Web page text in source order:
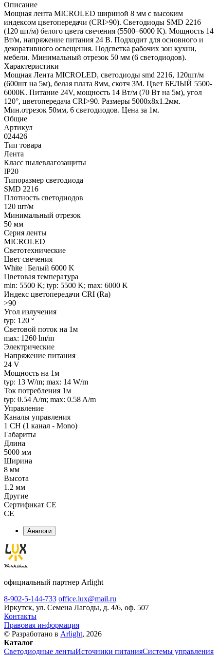
Описание
Мощная лента MICROLED шириной 8 мм с высоким
индексом цветопередачи (CRI>90). Светодиоды SMD 2216
(120 шт/м) белого цвета свечения (5500–6000 K). Мощность 14
Вт/м, напряжение питания 24 В. Подходит для основного и
декоративного освещения. Подсветка рабочих зон кухни,
мебели. Минимальный отрезок 50 мм (6 светодиодов).
Характеристики
Мощная Лента MICROLED, светодиоды smd 2216, 120шт/м
(600шт на 5м), белая плата 8мм, скотч 3М. Цвет БЕЛЫЙ 5500-
6000K. Питание 24V, мощность 14 Вт/м (70 Вт на 5м), угол
120°, цветопередача CRI>90. Размеры 5000х8х1.2мм.
Мин.отрезок 50мм, 6 светодиодов. Цена за 1м.
Общие
Артикул
024426
Тип товара
Лента
Класс пылевлагозащиты
IP20
Типоразмер светодиода
SMD 2216
Плотность светодиодов
120 шт/м
Минимальный отрезок
50 мм
Серия ленты
MICROLED
Светотехнические
Цвет свечения
White | Белый 6000 K
Цветовая температура
min: 5500 K; typ: 5500 K; max: 6000 K
Индекс цветопередачи CRI (Ra)
>90
Угол излучения
typ: 120 °
Световой поток на 1м
max: 1260 lm/m
Электрические
Напряжение питания
24 V
Мощность на 1м
typ: 13 W/m; max: 14 W/m
Ток потребления 1м
typ: 0.54 A/m; max: 0.58 A/m
Управление
Каналы управления
1 CH (1 канал - Mono)
Габариты
Длина
5000 мм
Ширина
8 мм
Высота
1.2 мм
Другие
Сертификат CE
CE
Аналоги
официальный партнер Arlight
8-902-5-144-733 office.lux@mail.ru
Иркутск, ул. Семена Лагоды, д. 4/6, оф. 507
Контакты
Правовая информация
© Разработано в Arlight, 2026
Каталог
Светодиодные лентыИсточники питанияСистемы управления